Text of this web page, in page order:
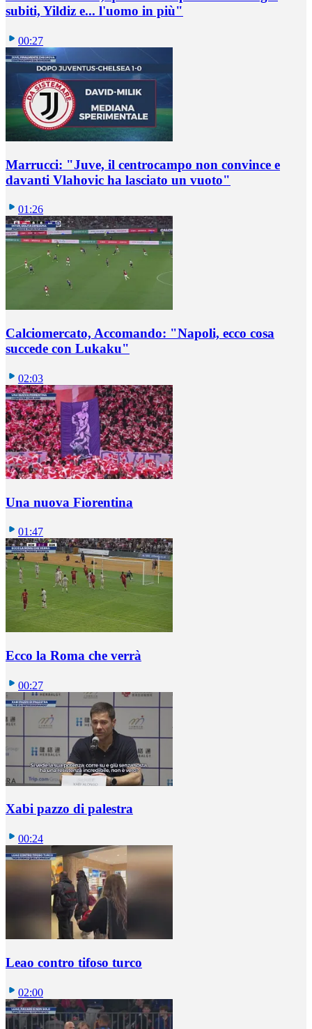
subiti, Yildiz e... l'uomo in più"
00:27
Marrucci: "Juve, il centrocampo non convince e
davanti Vlahovic ha lasciato un vuoto"
01:26
Calciomercato, Accomando: "Napoli, ecco cosa
succede con Lukaku"
02:03
Una nuova Fiorentina
01:47
Ecco la Roma che verrà
00:27
Xabi pazzo di palestra
00:24
Leao contro tifoso turco
02:00